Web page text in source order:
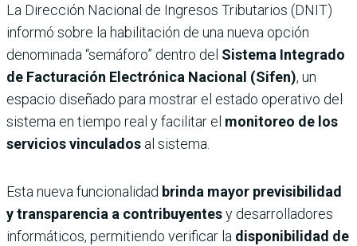
La Dirección Nacional de Ingresos Tributarios (DNIT)
informó sobre la habilitación de una nueva opción
denominada “semáforo” dentro del Sistema Integrado
de Facturación Electrónica Nacional (Sifen), un
espacio diseñado para mostrar el estado operativo del
sistema en tiempo real y facilitar el monitoreo de los
servicios vinculados al sistema.
Esta nueva funcionalidad brinda mayor previsibilidad
y transparencia a contribuyentesy desarrolladores
informáticos, permitiendo verificar la disponibilidad de